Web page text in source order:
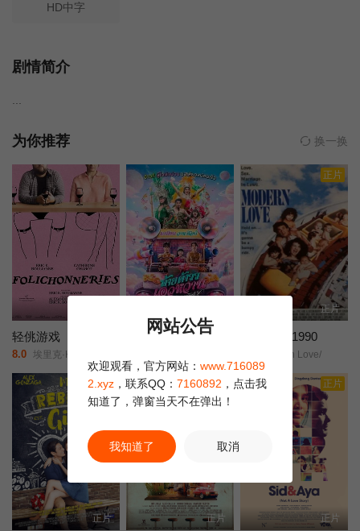
HD中字
剧情简介
为你推荐 换一换
轻佻游戏
8.0 埃里克·K·布利安/凯瑟琳·沙博/Erin/Carter/Sarah/Chouinard-Poirier/娜塔莉·古帕尔/Rose-Anne/Déry/萨米尔·菲鲁兹/Carolanne/Foucher/艾甜·加罗伊/安布雷·贾布兰/Fayolle/Jean/Jr./Nicolas/Krief/Jacques/L'Heureux/ève/Landry/朱莉·勒布勒东/阿加莎·勒杜/Simone/Ledoux/索菲·勒图讷尔/弗罗伦斯·布莱恩/Antonin/Mousseau-Rivard/
莫兰舞团
正片
正片
新潮恋爱 1990
Modern Love/
正片
正片
正片
正片
正片
正片
网站公告
欢迎观看，官方网站： www.716089
2.xyz ，联系QQ： 7160892 ，点击我
知道了，弹窗当天不在弹出！
我知道了 取消